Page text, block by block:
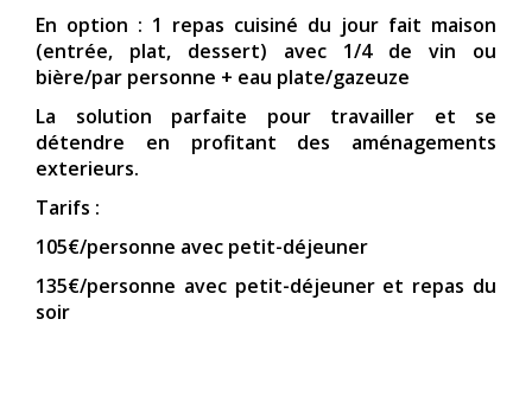
En option : 1 repas cuisiné du jour fait maison
(entrée, plat, dessert) avec 1/4 de vin ou
bière/par personne + eau plate/gazeuze
La solution parfaite pour travailler et se
détendre en profitant des aménagements
exterieurs.
Tarifs :
105€/personne avec petit-déjeuner
135€/personne avec petit-déjeuner et repas du
soir